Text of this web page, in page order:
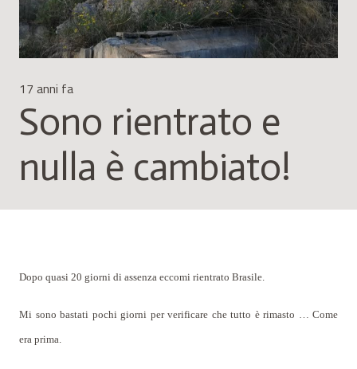
17 anni fa
Sono rientrato e
nulla è cambiato!
Dopo quasi 20 giorni di assenza eccomi rientrato Brasile.
Mi sono bastati pochi giorni per verificare che tutto è rimasto … Come
era prima.